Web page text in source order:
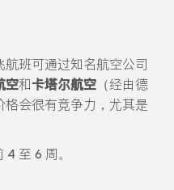
班可通过知名航空公司
空和卡塔尔航空（经由德
会很有竞争力，尤其是
4 至 6 周。